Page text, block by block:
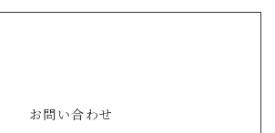
お問い合わせ